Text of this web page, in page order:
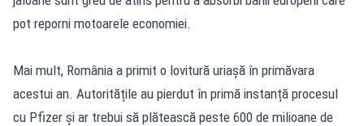
pot reporni motoarele economiei.
Mai mult, România a primit o lovitură uriașă în primăvara
acestui an. Autoritățile au pierdut în primă instanță procesul
cu Pfizer și ar trebui să plătească peste 600 de milioane de